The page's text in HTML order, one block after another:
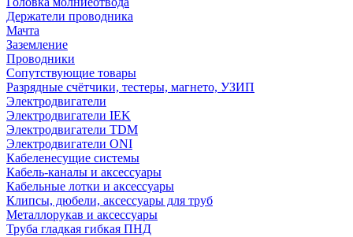
Держатели проводника
Мачта
Заземление
Проводники
Сопутствующие товары
Разрядные счётчики, тестеры, магнето, УЗИП
Электродвигатели
Электродвигатели IEK
Электродвигатели TDM
Электродвигатели ONI
Кабеленесущие системы
Кабель-каналы и аксессуары
Кабельные лотки и аксессуары
Клипсы, дюбели, аксессуары для труб
Металлорукав и аксессуары
Труба гладкая гибкая ПНД